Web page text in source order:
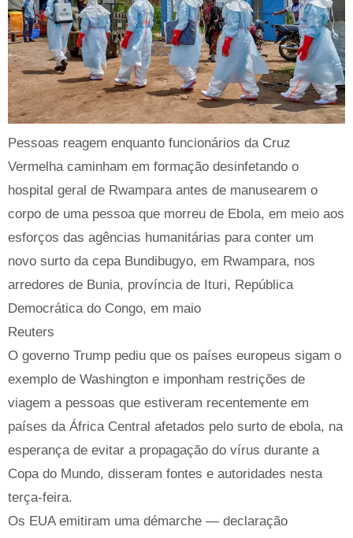
Pessoas reagem enquanto funcionários da Cruz
Vermelha caminham em formação desinfetando o
hospital geral de Rwampara antes de manusearem o
corpo de uma pessoa que morreu de Ebola, em meio aos
esforços das agências humanitárias para conter um
novo surto da cepa Bundibugyo, em Rwampara, nos
arredores de Bunia, província de Ituri, República
Democrática do Congo, em maio
Reuters
O governo Trump pediu que os países europeus sigam o
exemplo de Washington e imponham restrições de
viagem a pessoas que estiveram recentemente em
países da África Central afetados pelo surto de ebola, na
esperança de evitar a propagação do vírus durante a
Copa do Mundo, disseram fontes e autoridades nesta
terça-feira.
Os EUA emitiram uma démarche — declaração